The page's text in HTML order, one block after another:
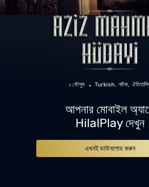
১ মৌসুম Turkish নাটক
আপনার মোবাইল
HilalPlay দেখুন
এখনই ডাউনলোড করুন